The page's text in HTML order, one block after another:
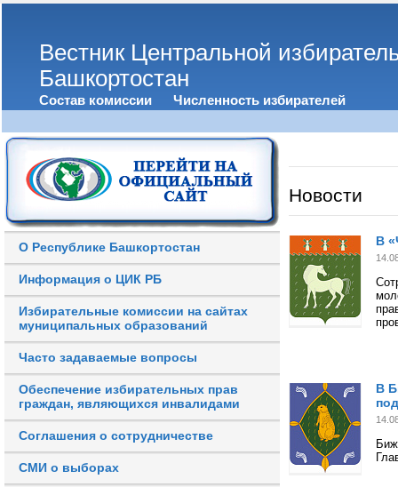
Вестник Центральной
Башкортостан
Состав комиссии Численность избирателей
О Республике Башкортостан
Информация о ЦИК РБ
Избирательные комиссии на сайтах
муниципальных образований
Часто задаваемые вопросы
Обеспечение избирательных прав
граждан, являющихся инвалидами
Соглашения о сотрудничестве
СМИ о выборах
Новости
В
В